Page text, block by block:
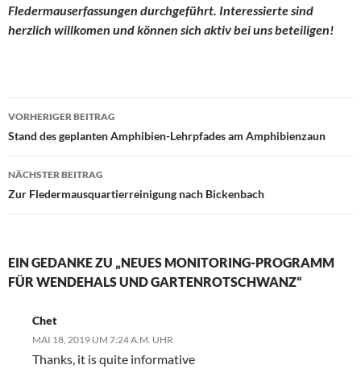
Fledermauserfassungen durchgeführt. Interessierte sind
herzlich willkomen und können sich aktiv bei uns beteiligen!
Beitrags-
Navigation
VORHERIGER BEITRAG
Stand des geplanten Amphibien-Lehrpfades am Amphibienzaun
NÄCHSTER BEITRAG
Zur Fledermausquartierreinigung nach Bickenbach
EIN GEDANKE ZU „NEUES MONITORING-PROGRAMM
FÜR WENDEHALS UND GARTENROTSCHWANZ“
Chet
MAI 18, 2019 UM 7:24 A.M. UHR
Thanks, it is quite informative